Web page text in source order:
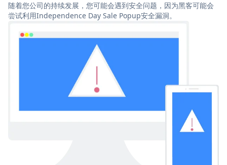
随着您公司的持续发展，您可能会遇到安全问题，因为黑客可能会
尝试利用Independence Day Sale Popup安全漏洞。